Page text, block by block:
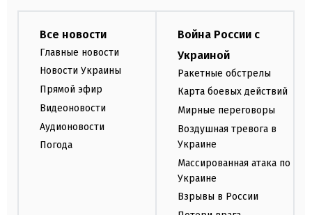
Все новости
Главные новости
Новости Украины
Прямой эфир
Видеоновости
Аудионовости
Погода
Война России с
Украиной
Ракетные обстрелы
Карта боевых действий
Мирные переговоры
Воздушная тревога в
Украине
Массированная атака по
Украине
Взрывы в России